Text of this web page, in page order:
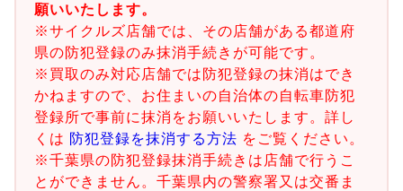
願いいたします。
※サイクルズ店舗では、その店舗がある都道府
県の防犯登録のみ抹消手続きが可能です。
※買取のみ対応店舗では防犯登録の抹消はでき
かねますので、お住まいの自治体の自転車防犯
登録所で事前に抹消をお願いいたします。詳し
くは 防犯登録を抹消する方法 をご覧ください。
※千葉県の防犯登録抹消手続きは店舗で行うこ
とができません。千葉県内の警察署又は交番ま